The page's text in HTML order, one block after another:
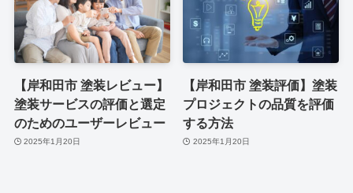
【岸和田市 塗装レビュー】
塗装サービスの評価と選定
のためのユーザーレビュー
2025年1月20日
【岸和田市 塗装評価】塗装
プロジェクトの品質を評価
する方法
2025年1月20日